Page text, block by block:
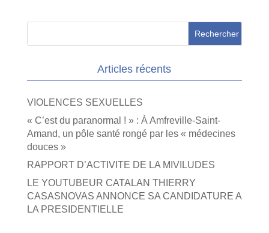
Articles récents
VIOLENCES SEXUELLES
« C’est du paranormal ! » : À Amfreville-Saint-
Amand, un pôle santé rongé par les « médecines
douces »
RAPPORT D’ACTIVITE DE LA MIVILUDES
LE YOUTUBEUR CATALAN THIERRY
CASASNOVAS ANNONCE SA CANDIDATURE A
LA PRESIDENTIELLE